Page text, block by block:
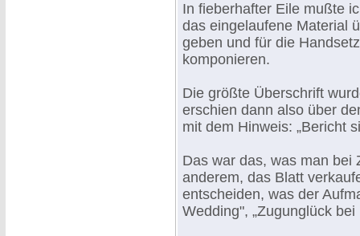
In fieberhafter Eile mußte
das eingelaufene Material
geben und für die
komponieren.
Die größte Überschrift
erschien dann also über
mit dem Hinweis: „Bericht
Das war das, was man bei
anderem, das Blatt
entscheiden, was der
Wedding", „Zugunglück